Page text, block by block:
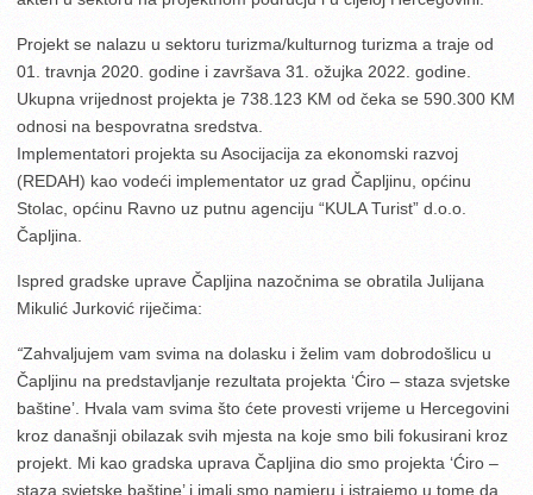
Projekt se nalazu u sektoru turizma/kulturnog turizma a traje od
01. travnja 2020. godine i završava 31. ožujka 2022. godine.
Ukupna vrijednost projekta je 738.123 KM od čeka se 590.300 KM
odnosi na bespovratna sredstva.
Implementatori projekta su Asocijacija za ekonomski razvoj
(REDAH) kao vodeći implementator uz grad Čapljinu, općinu
Stolac, općinu Ravno uz putnu agenciju “KULA Turist” d.o.o.
Čapljina.
Ispred gradske uprave Čapljina nazočnima se obratila Julijana
Mikulić Jurković riječima:
“Zahvaljujem vam svima na dolasku i želim vam dobrodošlicu u
Čapljinu na predstavljanje rezultata projekta ‘Ćiro – staza svjetske
baštine’. Hvala vam svima što ćete provesti vrijeme u Hercegovini
kroz današnji obilazak svih mjesta na koje smo bili fokusirani kroz
projekt. Mi kao gradska uprava Čapljina dio smo projekta ‘Ćiro –
staza svjetske baštine’ i imali smo namjeru i istrajemo u tome da